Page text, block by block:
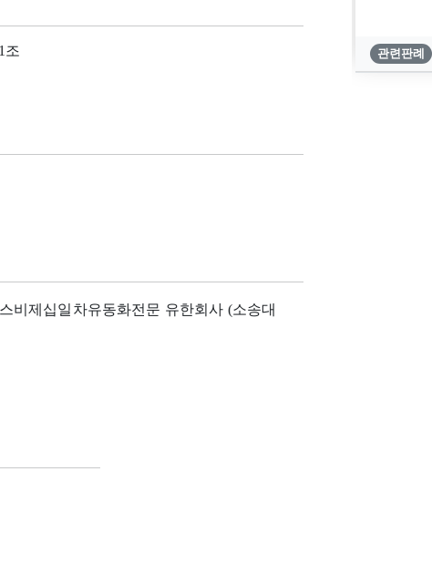
조
비제십일차유동화전문 유한회사 (소송대
관련판례